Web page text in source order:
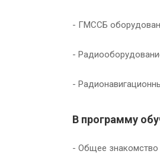
- ГМССБ
-
-
В программу
- Общее знакомство